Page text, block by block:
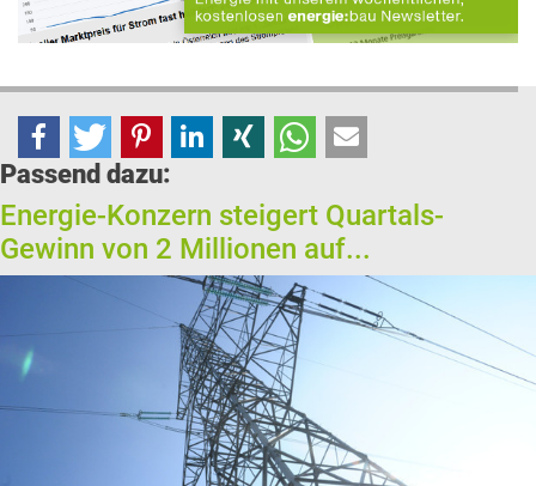
Passend dazu:
Energie-Konzern steigert Quartals-
Gewinn von 2 Millionen auf...